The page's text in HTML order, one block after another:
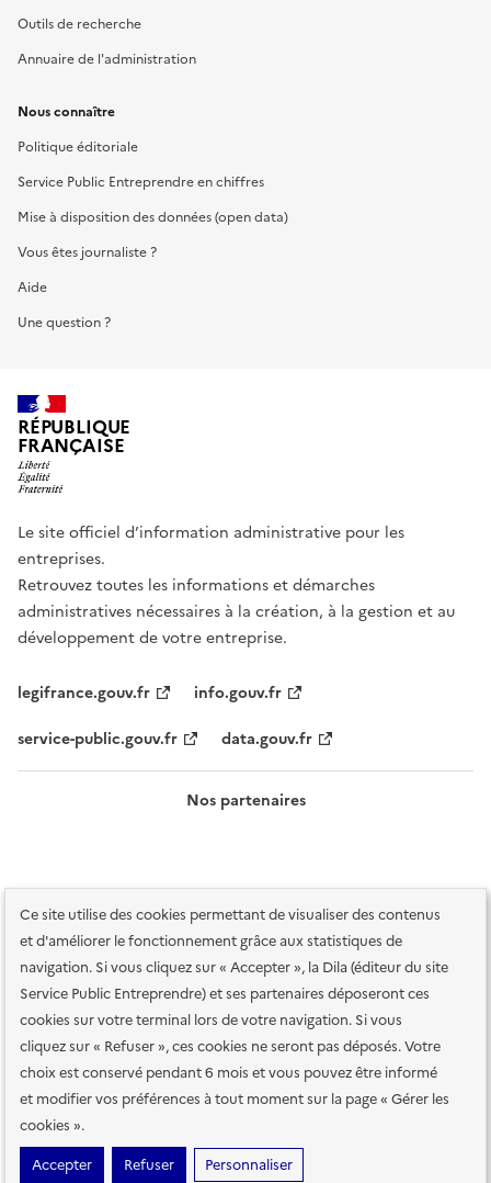
Ce site utilise des cookies permettant de visualiser des contenus
et d'améliorer le fonctionnement grâce aux statistiques de
navigation. Si vous cliquez sur « Accepter », la Dila (éditeur du site
Service Public Entreprendre) et ses partenaires déposeront ces
cookies sur votre terminal lors de votre navigation. Si vous
cliquez sur « Refuser », ces cookies ne seront pas déposés. Votre
choix est conservé pendant 6 mois et vous pouvez être informé
et modifier vos préférences à tout moment sur la page « Gérer les
cookies ».
Accepter
Refuser Personnaliser
Outils de recherche
Annuaire de l'administration
Nous connaître
Politique éditoriale
Service Public Entreprendre en chiffres
Mise à disposition des données (open data)
Vous êtes journaliste ?
Aide
Une question ?
RÉPUBLIQUE
FRANÇAISE
Le site officiel d’information administrative pour les
entreprises.
Retrouvez toutes les informations et démarches
administratives nécessaires à la création, à la gestion et au
développement de votre entreprise.
legifrance.gouv.fr
info.gouv.fr
service-public.gouv.fr
data.gouv.fr
Nos partenaires
Plan du site Accessibilité : totalement conforme
Accessibilité des
services en ligne
Mentions légales Données personnelles et sécurité
Conditions générales d'utilisation
Gestion des cookies
Paramètres d'affichage
Sauf mention contraire, tous les contenus de ce site sont sous
etalab-2.0